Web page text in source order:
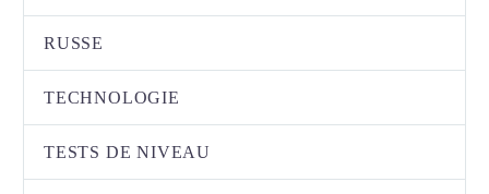
RUSSE
TECHNOLOGIE
TESTS DE NIVEAU